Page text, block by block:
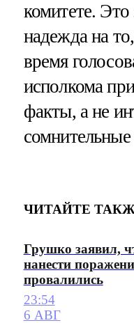
комитете. Это
надежда на
время
исполкома
факты, а не
сомнительные
ЧИТАЙТЕ
Грушко заявил,
нанести
провалились
23:54
6 АВГ